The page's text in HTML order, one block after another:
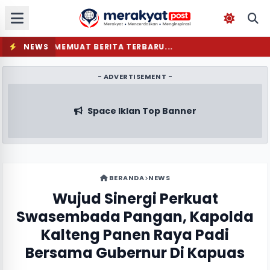
NEWS MEMUAT BERITA TERBARU...
- ADVERTISEMENT -
Space Iklan Top Banner
BERANDA NEWS
Wujud Sinergi Perkuat
Swasembada Pangan, Kapolda
Kalteng Panen Raya Padi
Bersama Gubernur Di Kapuas